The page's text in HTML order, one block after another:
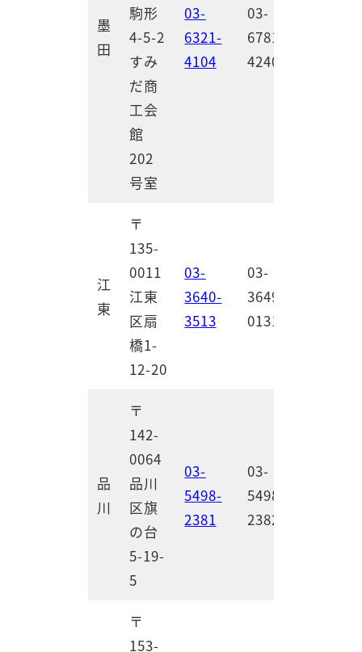
墨
田
駒形
4-5-2
すみ
だ商
工会
館
202
号室
03-
6321-
4104
03-
6781-
4240
江
東
〒
135-
0011
江東
区扇
橋1-
12-20
03-
3640-
3513
03-
3649-
0131
品
川
〒
142-
0064
品川
区旗
の台
5-19-
5
03-
5498-
2381
03-
5498-
2382
〒
153-